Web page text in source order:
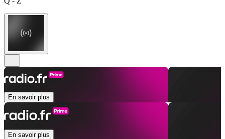
En savoir plus
En savoir plus